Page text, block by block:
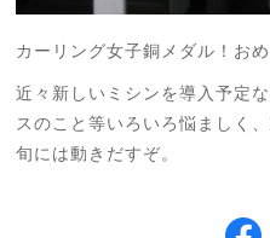
カーリング女子銅メダル！お
近々新しいミシンを導入予定
スのこと等いろいろ悩ましく
旬には動きだすぞ。